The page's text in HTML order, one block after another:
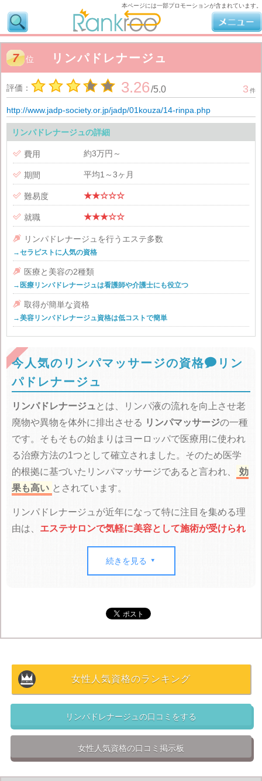
7 位 リンパドレナージュ
評価： 3.26/5.0 3 件
http://www.jadp-society.or.jp/jadp/01kouza/14-rinpa.php
リンパドレナージュの詳細
 費用 約3万円～
 期間 平均1～3ヶ月
 難易度 ★★☆☆☆
 就職 ★★★☆☆
 リンパドレナージュを行うエステ多数
→セラピストに人気の資格
 医療と美容の2種類
→医療リンパドレナージュは看護師や介護士にも役立つ
 取得が簡単な資格
→美容リンパドレナージュ資格は低コストで簡単
今人気のリンパマッサージの資格 リン
パドレナージュ
リンパドレナージュ とは、リンパ液の流れを向上させ老
廃物や異物を体外に排出させる リンパマッサージの一種
です。そもそもの始まりはヨーロッパで医療用に使われ
る治療方法の1つとして確立されました。そのため医学
的根拠に基づいたリンパマッサージであると言われ、
効
果も高い とされています。
リンパドレナージュが近年になって特に注目を集める理
由は、 エステサロンで気軽に美容として施術が受けられ
ようになったためです。こういった経緯があるため、
医療リンパドレナージュ
に分かれているのが現状です。
が、医療リンパドレナージュの資格は取得のために看護
美容リンパドレナージュの資格は数多く存在しており、
主にセラピスト向けのものが多いです。既にエステで働
いているセラピストが自分の仕事に役立てるために取得
するのがメインで、 リンパドレナージュの資格だけで仕
事に繋がることは少ない
続きを見る 
女性人気資格のランキング
リンパドレナージュの口コミをする
女性人気資格の口コミ掲示板
本ページには一部プロモーションが含まれています。